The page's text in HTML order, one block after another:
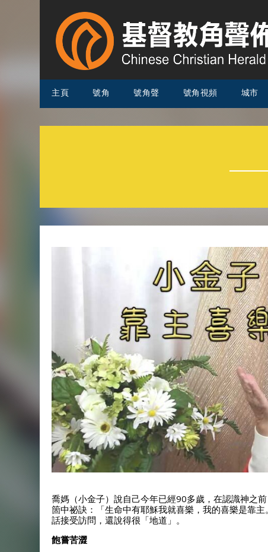
主頁 號角 號角聲 號角視頻 城市
喬媽（小金子）說自己今年已經90多歲，在認識神之
箇中祕訣：「生命中有耶穌我就喜樂，我的喜樂是靠
話接受訪問，還說得很「地道」。
飽嘗苦澀